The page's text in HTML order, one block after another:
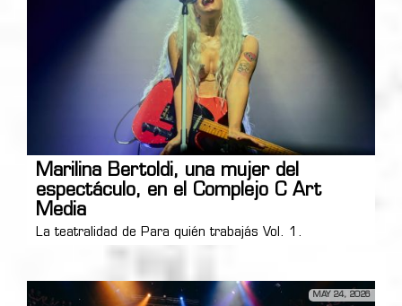
Marilina Bertoldi, una mujer del
espectáculo, en el Complejo C Art
Media
La teatralidad de Para quién trabajás Vol. 1.
MAY 24, 2026